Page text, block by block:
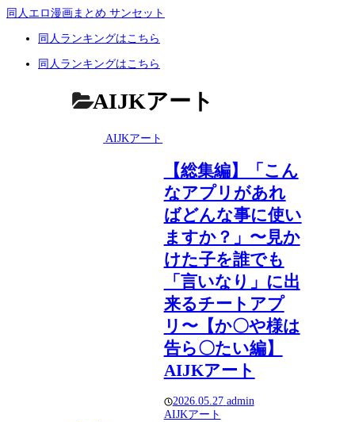
同人エロ漫画まとめ サンセット
同人ランキングはこちら
同人ランキングはこちら
AIJKアート
AIJKアート
【総集編】「こん
なアプリがあれ
ばどんな事に使い
ますか？」〜見か
けた子を誰でも
「言いなり」に出
来るチートアプ
リ〜【か〇や様は
告ら〇たい編】
AIJKアート
2026.05.27 admin
AIJKアート